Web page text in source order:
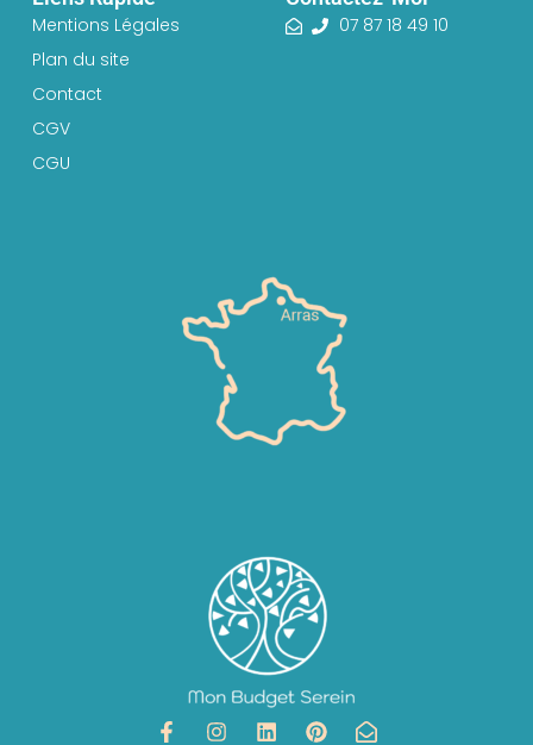
Mentions Légales
Plan du site
Contact
CGV
CGU
07 87 18 49 10